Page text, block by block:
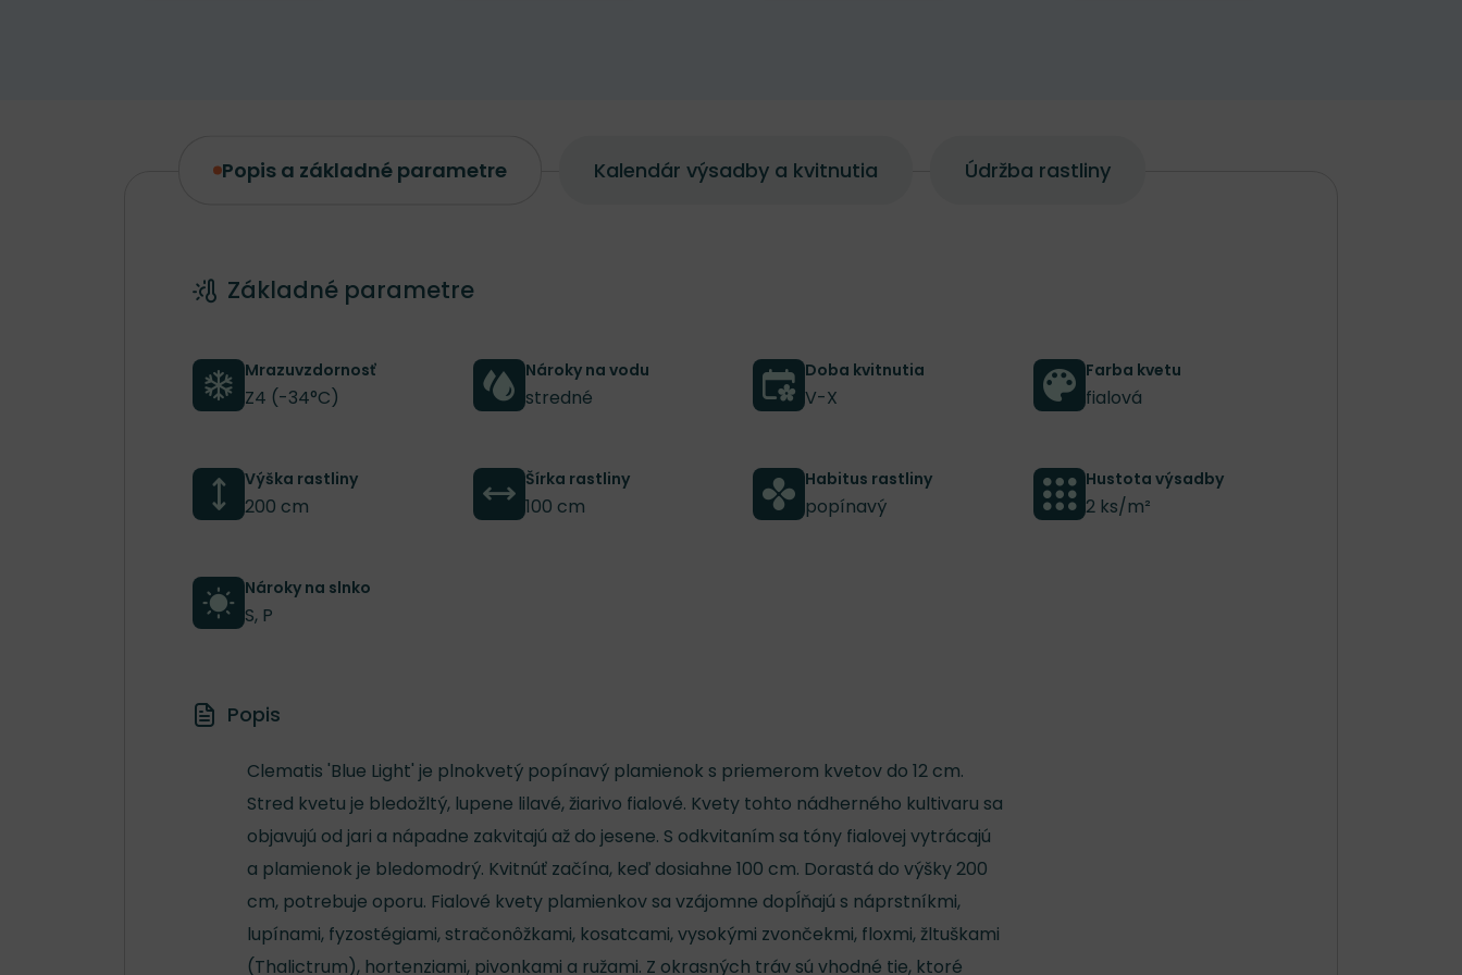
Popis a základné parametre Kalendár výsadby a kvitnutia Údržba rastliny
Popis a základné parametre
Základné parametre
Mrazuvzdornosť
Z4 (-34°C)
Nároky na vodu
stredné
Doba kvitnutia
V-X
Farba kvetu
fialová
Výška rastliny
200 cm
Šírka rastliny
100 cm
Habitus rastliny
popínavý
Hustota výsadby
2 ks/m²
Nároky na slnko
S, P
Popis
Clematis 'Blue Light' je plnokvetý popínavý plamienok s priemerom kvetov do 12 cm.
Stred kvetu je bledožltý, lupene lilavé, žiarivo fialové. Kvety tohto nádherného kultivaru sa
objavujú od jari a nápadne zakvitajú až do jesene. S odkvitaním sa tóny fialovej vytrácajú
a plamienok je bledomodrý. Kvitnúť začína, keď dosiahne 100 cm. Dorastá do výšky 200
cm, potrebuje oporu. Fialové kvety plamienkov sa vzájomne dopĺňajú s náprstníkmi,
lupínami, fyzostégiami, stračonôžkami, kosatcami, vysokými zvončekmi, floxmi, žltuškami
(Thalictrum), hortenziami, pivonkami a ružami. Z okrasných tráv sú vhodné tie, ktoré